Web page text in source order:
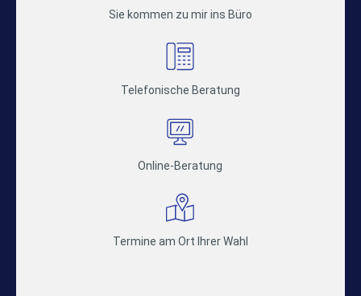
Sie kommen zu mir ins Büro
Telefonische Beratung
Online-Beratung
Termine am Ort Ihrer Wahl